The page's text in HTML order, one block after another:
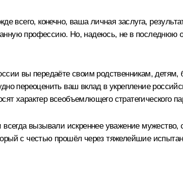
всего, конечно, ваша личная заслуга,
профессию. Но, надеюсь, не в последнюю
вы передаёте своим родственникам,
переоценить ваш вклад в укрепление
характер всеобъемлющего стратегического
вызывали искреннее уважение
с честью прошёл через тяжелейшие